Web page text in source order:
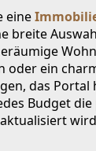
eine
breite
oder ein
das Portal
Budget